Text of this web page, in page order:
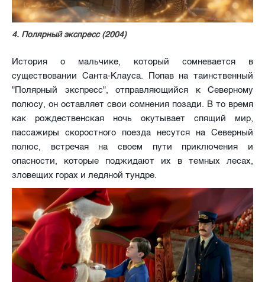
4. Полярный экспресс (2004)
История о мальчике, который сомневается в
существовании Санта-Клауса. Попав на таинственный
"Полярный экспресс", отправляющийся к Северному
полюсу, он оставляет свои сомнения позади. В то время
как рождественская ночь окутывает спящий мир,
пассажиры скоростного поезда несутся на Северный
полюс, встречая на своем пути приключения и
опасности, которые поджидают их в темных лесах,
зловещих горах и ледяной тундре.